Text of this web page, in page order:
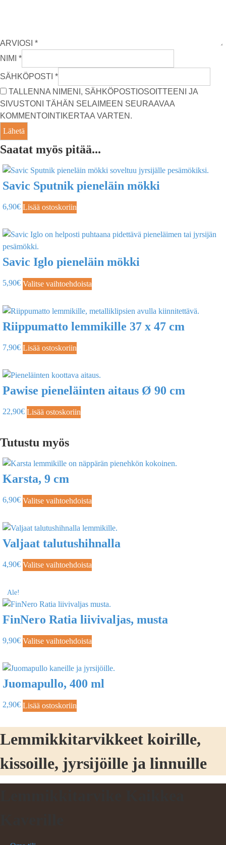
ARVIOSI *
NIMI *
SÄHKÖPOSTI *
TALLENNA NIMENI, SÄHKÖPOSTIOSOITTEENI JA
SIVUSTONI TÄHÄN SELAIMEEN SEURAAVAA
KOMMENTOINTIKERTAA VARTEN.
Saatat myös pitää...
Savic Sputnik pieneläin mökki
6,90€ Lisää ostoskoriin
Savic Iglo pieneläin mökki
5,90€ Valitse vaihtoehdoista
Riippumatto lemmikille 37 x 47 cm
7,90€ Lisää ostoskoriin
Pawise pieneläinten aitaus Ø 90 cm
22,90€ Lisää ostoskoriin
Tutustu myös
Karsta, 9 cm
6,90€ Valitse vaihtoehdoista
Valjaat talutushihnalla
4,90€ Valitse vaihtoehdoista
Ale!
FinNero Ratia liivivaljas, musta
9,90€ Valitse vaihtoehdoista
Juomapullo, 400 ml
2,90€ Lisää ostoskoriin
Lemmikkitarvikkeet koirille,
kissoille, jyrsijöille ja linnuille